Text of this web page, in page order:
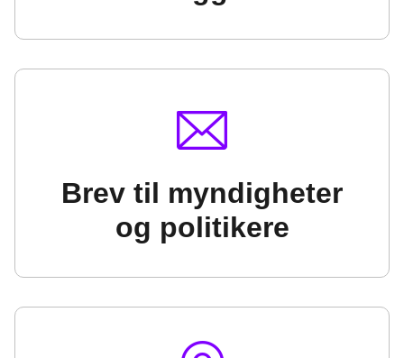
Brev til myndigheter
og politikere